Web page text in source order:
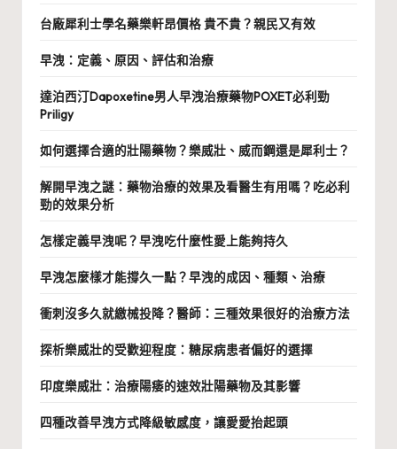
台廠犀利士學名藥樂軒昂價格 貴不貴？親民又有效
早洩：定義、原因、評估和治療
達泊西汀Dapoxetine男人早洩治療藥物POXET必利勁
Priligy
如何選擇合適的壯陽藥物？樂威壯、威而鋼還是犀利士？
解開早洩之謎：藥物治療的效果及看醫生有用嗎？吃必利
勁的效果分析
怎樣定義早洩呢？早洩吃什麼性愛上能夠持久
早洩怎麼樣才能撐久一點？早洩的成因、種類、治療
衝刺沒多久就繳械投降？醫師：三種效果很好的治療方法
探析樂威壯的受歡迎程度：糖尿病患者偏好的選擇
印度樂威壯：治療陽痿的速效壯陽藥物及其影響
四種改善早洩方式降級敏感度，讓愛愛抬起頭